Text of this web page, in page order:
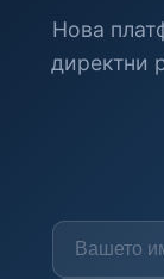
Нова
директни